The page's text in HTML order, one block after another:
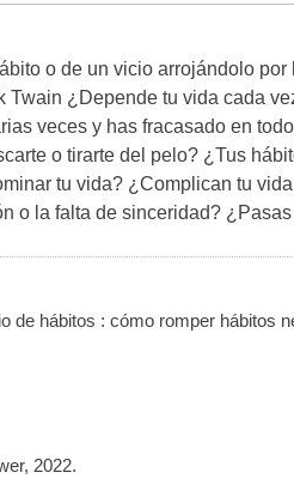
o de un vicio arrojándolo
Twain ¿Depende tu vida cada
veces y has fracasado en
o tirarte del pelo? ¿Tus
tu vida? ¿Complican tu
o la falta de sinceridad?
de hábitos : cómo romper hábitos
2022.